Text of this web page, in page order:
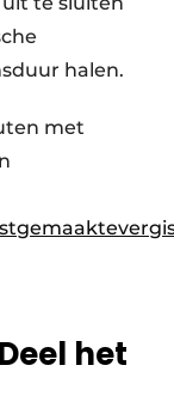
halen.
met
het